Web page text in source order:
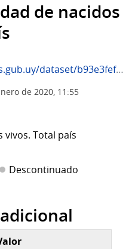
de nacidos
af4c-49a9-be5d-88600f866ac7/download/11790_cantidad_de_nacidos_vivos-_total_pais.csv
de 2020, 11:55
vivos. Total país
Descontinuado